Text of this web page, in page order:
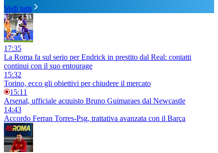
Vedi tutti
17:35
La Roma fa sul serio per Endrick in prestito dal Real: contatti
continui con il suo entourage
15:32
Torino, ecco gli obiettivi per chiudere il mercato
15:11
Arsenal, ufficiale acquisto Bruno Guimaraes dal Newcastle
14:43
Accordo Ferran Torres-Psg, trattativa avanzata con il Barça